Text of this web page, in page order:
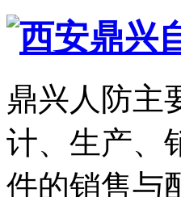
鼎兴人防主
计、生产、
件的销售与